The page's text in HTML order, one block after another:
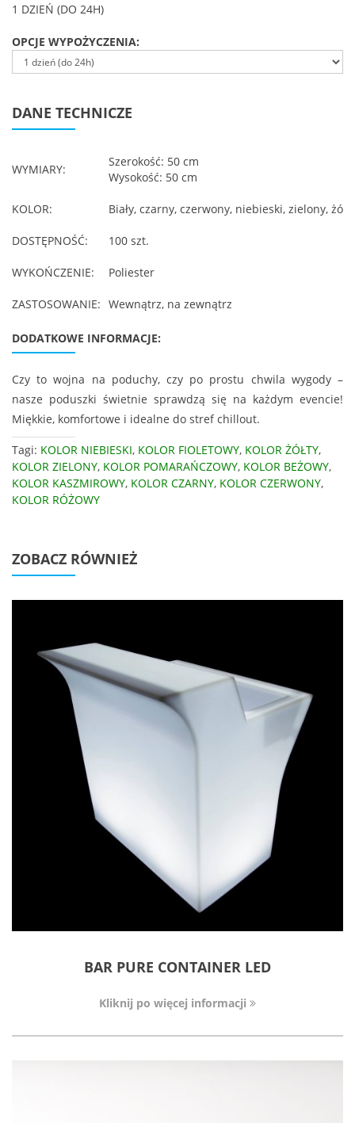
1 DZIEŃ (DO 24H)
OPCJE WYPOŻYCZENIA:
DANE TECHNICZE
WYMIARY:
Szerokość: 50 cm
Wysokość: 50 cm
KOLOR: Biały, czarny, czerwony, niebieski, zielony,
DOSTĘPNOŚĆ: 100 szt.
WYKOŃCZENIE: Poliester
ZASTOSOWANIE: Wewnątrz, na zewnątrz
DODATKOWE INFORMACJE:
Czy to wojna na poduchy, czy po prostu chwila wygody –
nasze poduszki świetnie sprawdzą się na każdym evencie!
Miękkie, komfortowe i idealne do stref chillout.
Tagi: KOLOR NIEBIESKI, KOLOR FIOLETOWY, KOLOR ŻÓŁTY,
KOLOR ZIELONY, KOLOR POMARAŃCZOWY, KOLOR BEŻOWY,
KOLOR KASZMIROWY, KOLOR CZARNY, KOLOR CZERWONY,
KOLOR RÓŻOWY
ZOBACZ RÓWNIEŻ
BAR PURE CONTAINER LED
Kliknij po więcej informacji